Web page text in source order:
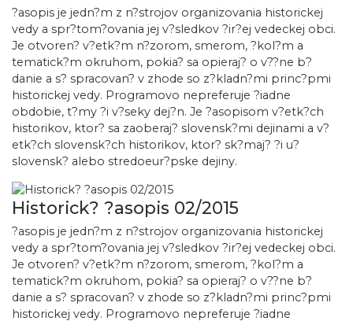
?asopis je jedn?m z n?strojov organizovania historickej
vedy a spr?tom?ovania jej v?sledkov ?ir?ej vedeckej obci.
Je otvoren? v?etk?m n?zorom, smerom, ?kol?m a
tematick?m okruhom, pokia? sa opieraj? o v??ne b?
danie a s? spracovan? v zhode so z?kladn?mi princ?pmi
historickej vedy. Programovo nepreferuje ?iadne
obdobie, t?my ?i v?seky dej?n. Je ?asopisom v?etk?ch
historikov, ktor? sa zaoberaj? slovensk?mi dejinami a v?
etk?ch slovensk?ch historikov, ktor? sk?maj? ?i u?
slovensk? alebo stredoeur?pske dejiny.
Historick? ?asopis 02/2015
?asopis je jedn?m z n?strojov organizovania historickej
vedy a spr?tom?ovania jej v?sledkov ?ir?ej vedeckej obci.
Je otvoren? v?etk?m n?zorom, smerom, ?kol?m a
tematick?m okruhom, pokia? sa opieraj? o v??ne b?
danie a s? spracovan? v zhode so z?kladn?mi princ?pmi
historickej vedy. Programovo nepreferuje ?iadne